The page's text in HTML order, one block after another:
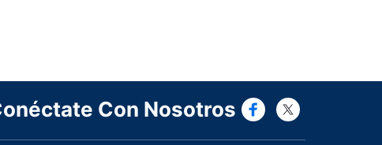
Con Nosotros Connect